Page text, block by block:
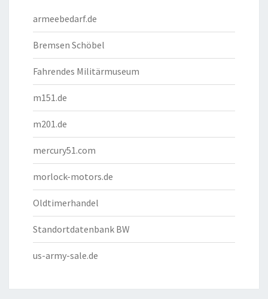
armeebedarf.de
Bremsen Schöbel
Fahrendes Militärmuseum
m151.de
m201.de
mercury51.com
morlock-motors.de
Oldtimerhandel
Standortdatenbank BW
us-army-sale.de